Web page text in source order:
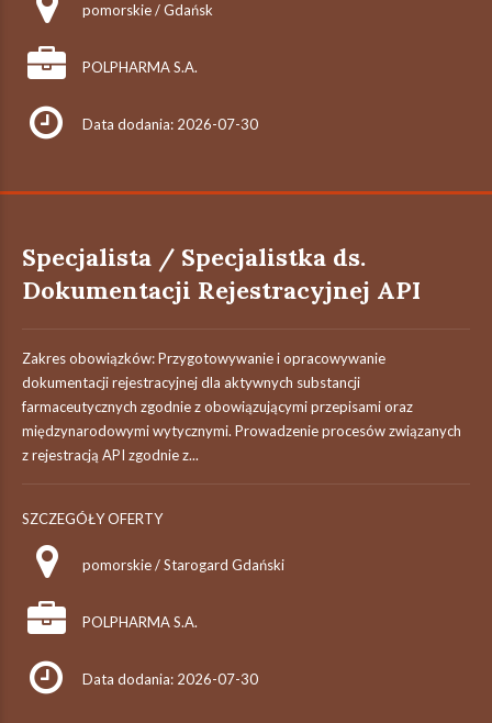
pomorskie / Gdańsk
POLPHARMA S.A.
Data dodania: 2026-07-30
Specjalista / Specjalistka ds.
Dokumentacji Rejestracyjnej API
Zakres obowiązków: Przygotowywanie i opracowywanie
dokumentacji rejestracyjnej dla aktywnych substancji
farmaceutycznych zgodnie z obowiązującymi przepisami oraz
międzynarodowymi wytycznymi. Prowadzenie procesów związanych
z rejestracją API zgodnie z...
SZCZEGÓŁY OFERTY
pomorskie / Starogard Gdański
POLPHARMA S.A.
Data dodania: 2026-07-30